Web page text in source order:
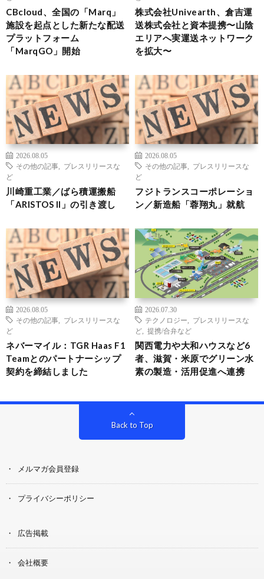
CBcloud、全国の「Marq」
施設を起点とした新たな配送
プラットフォーム
「MarqGO」開始
株式会社Univearth、倉吉運
送株式会社と資本提携〜山陰
エリアへ実運送ネットワーク
を拡大〜
2026.08.05
その他の記事
プレスリリースな
ど
川崎重工業／ばら積運搬船
「ARISTOS II」の引き渡し
2026.08.05
その他の記事
プレスリリースな
ど
フジトランスコーポレーショ
ン／新造船「蓉翔丸」就航
2026.08.05
その他の記事
プレスリリースな
ど
ネバーマイル：TGR Haas F1
Teamとのパートナーシップ
契約を締結しました
2026.07.30
テクノロジー
プレスリリースな
ど
提携/合弁など
関西電力や大和ハウスなど6
者、滋賀・米原でグリーン水
素の製造・活用促進へ連携
Back to Top
メルマガ会員登録
プライバシーポリシー
広告掲載
会社概要